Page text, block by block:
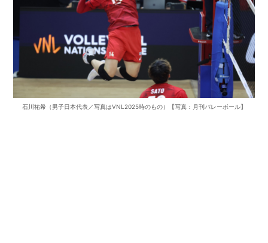
石川祐希（男子日本代表／写真はVNL2025時のもの）【写真：月刊バレーボール】